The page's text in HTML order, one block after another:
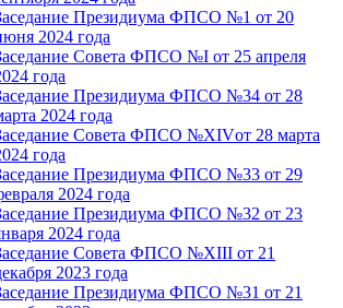
Президиума ФПСО №1 от 20
2024 года
Совета ФПСО №I от 25 апреля
года
Президиума ФПСО №34 от 28
2024 года
Совета ФПСО №XIVот 28 марта
года
Президиума ФПСО №33 от 29
2024 года
Президиума ФПСО №32 от 23
2024 года
Совета ФПСО №XIII от 21
2023 года
Президиума ФПСО №31 от 21